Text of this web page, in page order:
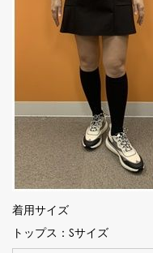
着用サイズ
トップス：Sサイズ